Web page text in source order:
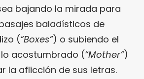
bajando la mirada para
baladísticos de
(“Boxes”) o subiendo el
acostumbrado (“Mother”)
la aflicción de sus letras.